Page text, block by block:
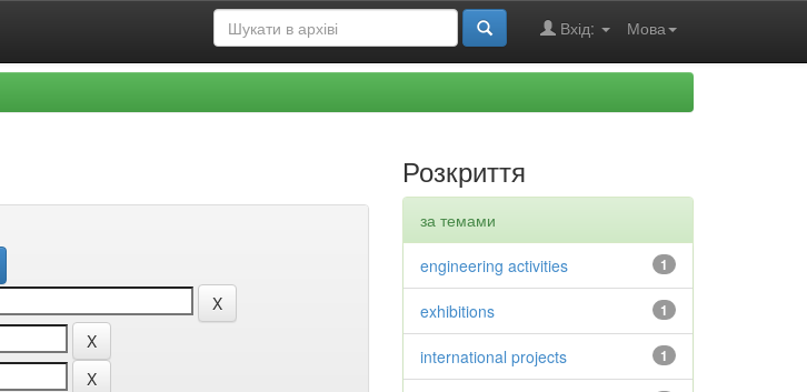
Мова
Вхід:
Розкриття
за темами
1
engineering activities
1
exhibitions
1
international projects